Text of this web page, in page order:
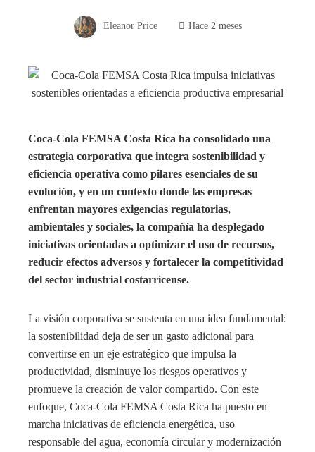
Eleanor Price Hace 2 meses
Coca-Cola FEMSA Costa Rica ha consolidado una
estrategia corporativa que integra sostenibilidad y
eficiencia operativa como pilares esenciales de su
evolución, y en un contexto donde las empresas
enfrentan mayores exigencias regulatorias,
ambientales y sociales, la compañía ha desplegado
iniciativas orientadas a optimizar el uso de recursos,
reducir efectos adversos y fortalecer la competitividad
del sector industrial costarricense.
La visión corporativa se sustenta en una idea fundamental:
la sostenibilidad deja de ser un gasto adicional para
convertirse en un eje estratégico que impulsa la
productividad, disminuye los riesgos operativos y
promueve la creación de valor compartido. Con este
enfoque, Coca-Cola FEMSA Costa Rica ha puesto en
marcha iniciativas de eficiencia energética, uso
responsable del agua, economía circular y modernización